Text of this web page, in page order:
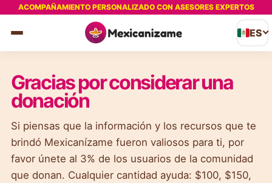
ACOMPAÑAMIENTO PERSONALIZADO CON ASESORES EXPERTOS
ES
Gracias por considerar una
donación
Si piensas que la información y los recursos que te
brindó Mexicanízame fueron valiosos para ti, por
favor únete al 3% de los usuarios de la comunidad
que donan. Cualquier cantidad ayuda: $100, $150,